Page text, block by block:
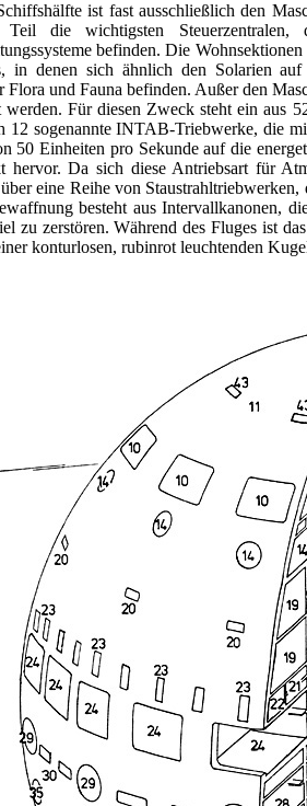
ist fast ausschließlich den
die wichtigsten Steuerzentralen,
befinden. Die
in denen sich ähnlich den Solarien
Flora und Fauna befinden. Außer den
werden. Für diesen Zweck steht ein aus
12 sogenannte INTAB-Triebwerke, die
50 Einheiten pro Sekunde auf die
hervor. Da sich diese Antriebsart für
eine Reihe von
besteht aus Intervallkanonen,
zu zerstören. Während des Fluges ist
konturlosen, rubinrot leuchtenden